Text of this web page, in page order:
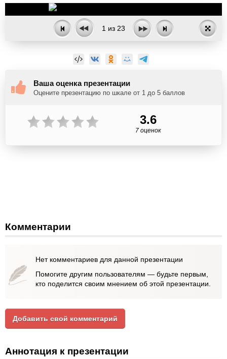
1 из 23
Ваша оценка презентации
Оцените презентацию по шкале от 1 до 5 баллов
3.6
7 оценок
Комментарии
Нет комментариев для данной презентации
Помогите другим пользователям — будьте первым,
кто поделится своим мнением об этой презентации.
Добавить свой комментарий
Аннотация к презентации